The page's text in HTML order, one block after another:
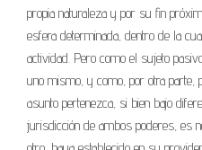
propia naturaleza y por su fin
esfera determinada, dentro de la
actividad. Pero como el sujeto
uno mismo, y como, por otra
asunto pertenezca, si bien bajo
jurisdicción de ambos poderes, es